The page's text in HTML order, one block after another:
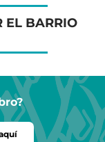
EL BARRIO